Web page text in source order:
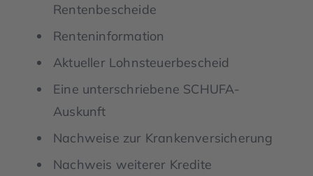
Rentenbescheide
Renteninformation
Aktueller Lohnsteuerbescheid
Eine unterschriebene SCHUFA-
Auskunft
Nachweise zur Krankenversicherung
Nachweis weiterer Kredite